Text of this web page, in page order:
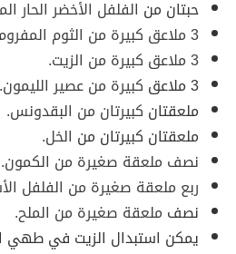
حبتان من الفلفل الأخضر الحار
3 ملاعق كبيرة من الثوم المفروم.
3 ملاعق كبيرة من الزيت.
3 ملاعق
كبيرة من عصير الليمون.
ملعقتان كبيرتان من البقدونس.
ملعقتان كبيرتان من الخل.
نصف ملعقة صغيرة من الكمون.
ربع ملعقة صغيرة من الفلفل
نصف ملعقة صغيرة من الملح.
يمكن استبدال الزيت في طهي